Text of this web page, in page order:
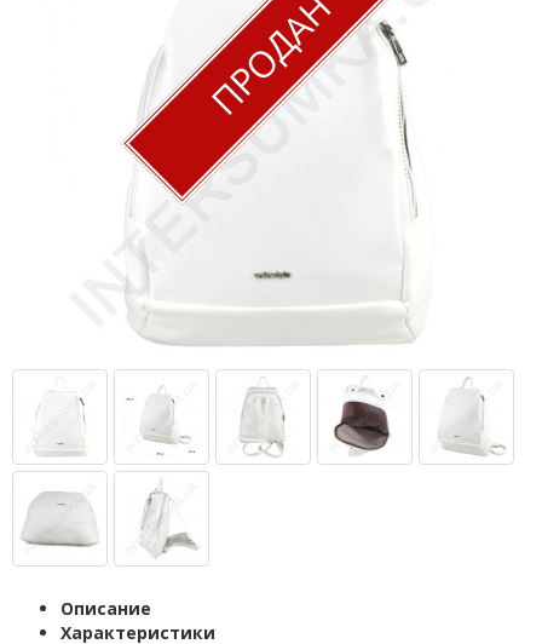
ПРОДАН
Описание
Характеристики